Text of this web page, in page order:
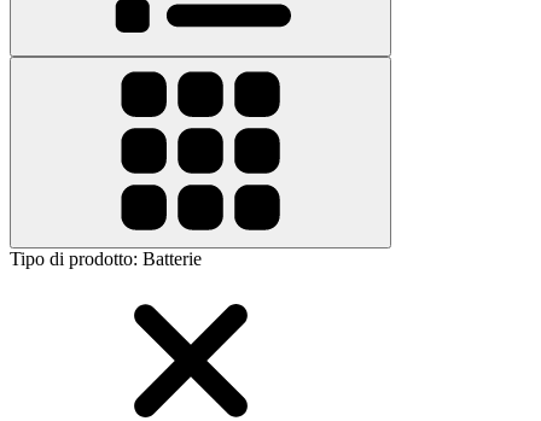
Tipo di prodotto: Batterie